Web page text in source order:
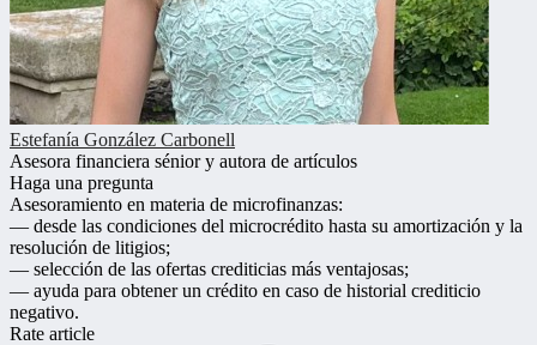
Estefanía González Carbonell
Asesora financiera sénior y autora de artículos
Haga una pregunta
Asesoramiento en materia de microfinanzas:
— desde las condiciones del microcrédito hasta su amortización y la
resolución de litigios;
— selección de las ofertas crediticias más ventajosas;
— ayuda para obtener un crédito en caso de historial crediticio
negativo.
Rate article